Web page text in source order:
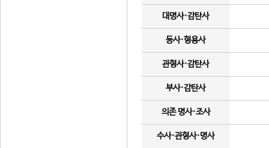
대명사·감탄사
동사·형용사
관형사·감탄사
부사·감탄사
의존 명사·조사
수사·관형사·명사